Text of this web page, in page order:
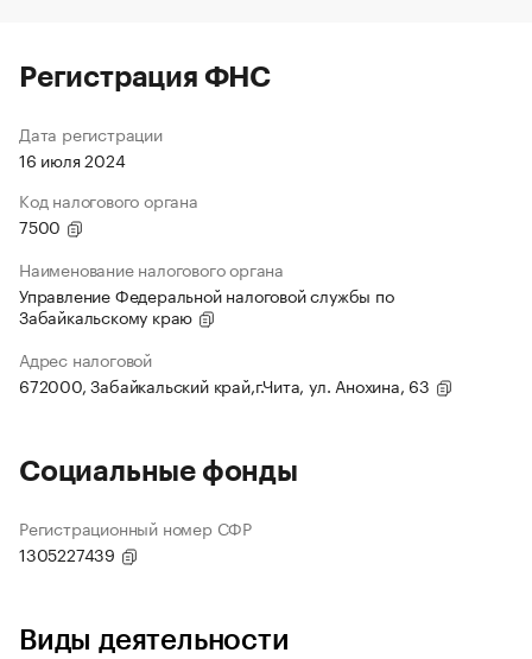
Регистрация ФНС
Дата регистрации
16 июля 2024
Код налогового органа
7500
Наименование налогового органа
Управление Федеральной налоговой службы по
Забайкальскому краю
Адрес налоговой
672000, Забайкальский край,г.Чита, ул. Анохина, 63
Социальные фонды
Регистрационный номер СФР
1305227439
Виды деятельности